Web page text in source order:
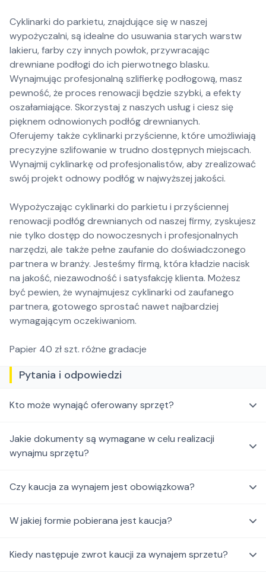
Cyklinarki do parkietu, znajdujące się w naszej
wypożyczalni, są idealne do usuwania starych warstw
lakieru, farby czy innych powłok, przywracając
drewniane podłogi do ich pierwotnego blasku.
Wynajmując profesjonalną szlifierkę podłogową, masz
pewność, że proces renowacji będzie szybki, a efekty
oszałamiające. Skorzystaj z naszych usług i ciesz się
pięknem odnowionych podłóg drewnianych.
Oferujemy także cyklinarki przyścienne, które umożliwiają
precyzyjne szlifowanie w trudno dostępnych miejscach.
Wynajmij cyklinarkę od profesjonalistów, aby zrealizować
swój projekt odnowy podłóg w najwyższej jakości.
Wypożyczając cyklinarki do parkietu i przyściennej
renowacji podłóg drewnianych od naszej firmy, zyskujesz
nie tylko dostęp do nowoczesnych i profesjonalnych
narzędzi, ale także pełne zaufanie do doświadczonego
partnera w branży. Jesteśmy firmą, która kładzie nacisk
na jakość, niezawodność i satysfakcję klienta. Możesz
być pewien, że wynajmujesz cyklinarki od zaufanego
partnera, gotowego sprostać nawet najbardziej
wymagającym oczekiwaniom.
Papier 40 zł szt. różne gradacje
Pytania i odpowiedzi
Kto może wynająć oferowany sprzęt?
Jakie dokumenty są wymagane w celu realizacji
wynajmu sprzętu?
Czy kaucja za wynajem jest obowiązkowa?
W jakiej formie pobierana jest kaucja?
Kiedy następuje zwrot kaucji za wynajem sprzetu?